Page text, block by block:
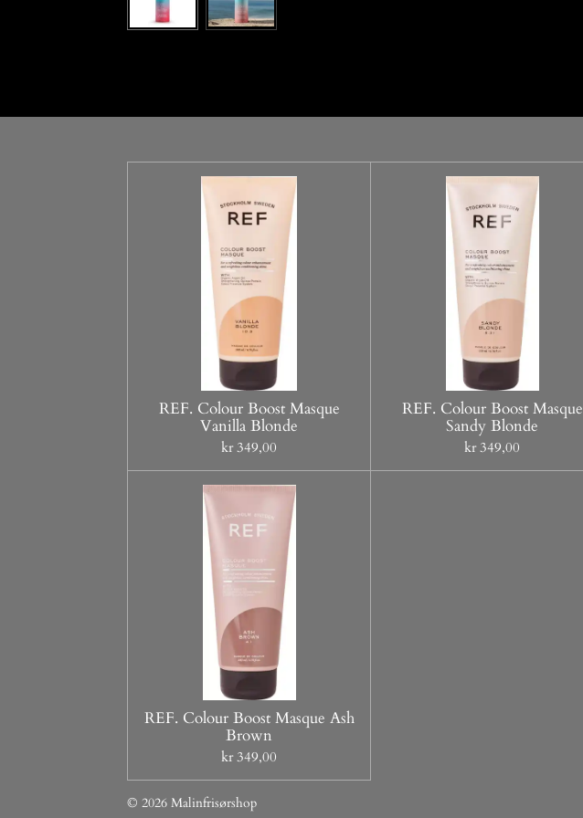
REF. Colour Boost Masque
Vanilla Blonde
kr 349,00
REF. Colour Boost Masque
Sandy Blonde
kr 349,00
REF. Colour Boost Masque Ash
Brown
kr 349,00
© 2026 Malinfrisørshop